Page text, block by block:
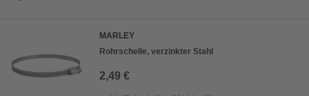
MARLEY
Rohrschelle, verzinkter Stahl
2,49 €